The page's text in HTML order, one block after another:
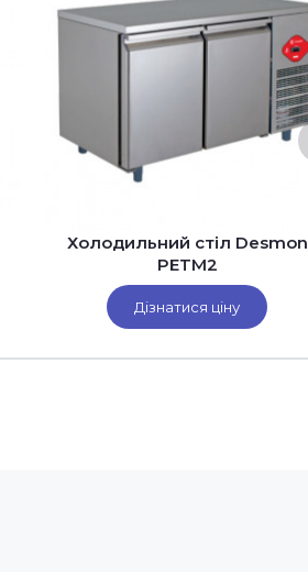
Холодильний стіл Desmon
PETM2
Дізнатися ціну